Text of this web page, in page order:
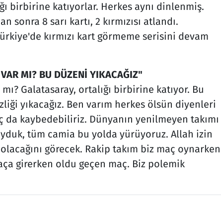
birbirine katıyorlar. Herkes aynı dinlenmiş.
sonra 8 sarı kartı, 2 kırmızısı atlandı.
kırmızı kart görmeme serisini devam
MI? BU DÜZENİ YIKACAĞIZ"
Galatasaray, ortalığı birbirine katıyor. Bu
yıkacağız. Ben varım herkes ölsün diyenleri
da kaybedebiliriz. Dünyanın yenilmeyen takımı
tüm camia bu yolda yürüyoruz. Allah izin
görecek. Rakip takım biz maç oynarken
girerken oldu geçen maç. Biz polemik